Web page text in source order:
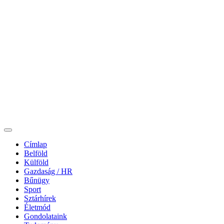
Címlap
Belföld
Külföld
Gazdaság / HR
Bűnügy
Sport
Sztárhírek
Életmód
Gondolataink